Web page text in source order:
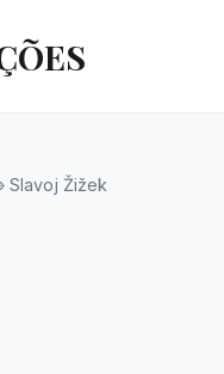
Slavoj Žižek